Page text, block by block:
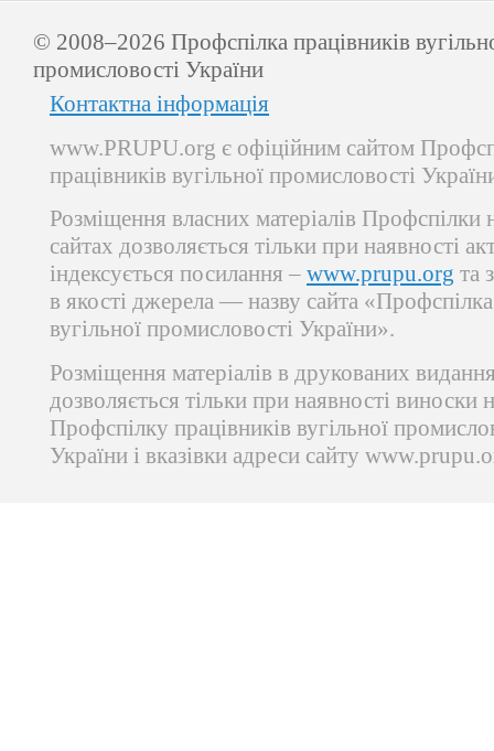
© 2008–2026 Профспілка працівників
промисловості України
Контактна інформація
www.PRUPU.org є офіційним сайтом
працівників вугільної промисловості
Розміщення власних матеріалів Профспілки
сайтах дозволяється тільки при наявності
індексується посилання – www.prupu.org та
в якості джерела — назву сайта «Профспілка
вугільної промисловості України».
Розміщення матеріалів в друкованих
дозволяється тільки при наявності виноски
Профспілку працівників вугільної
України і вказівки адреси сайту